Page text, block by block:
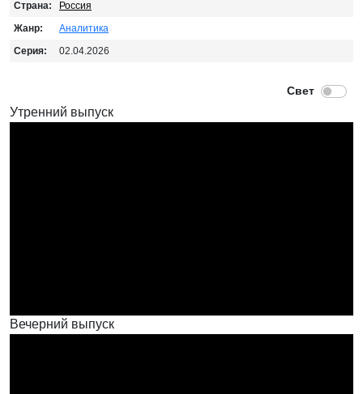
Страна:
Россия
Жанр:
Аналитика
Серия:
02.04.2026
Утренний выпуск
Вечерний выпуск